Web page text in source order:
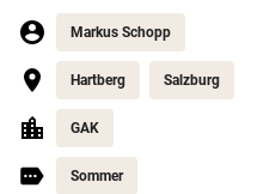
Markus Schopp
Hartberg Salzburg
GAK
Sommer